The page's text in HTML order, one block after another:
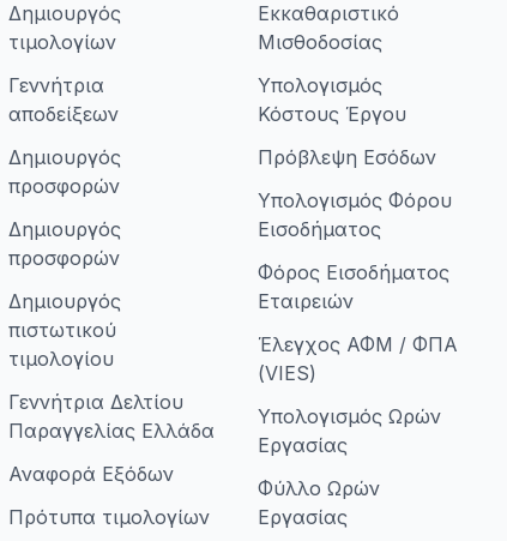
Δημιουργός
τιμολογίων
Γεννήτρια
αποδείξεων
Δημιουργός
προσφορών
Δημιουργός
προσφορών
Δημιουργός
πιστωτικού
τιμολογίου
Γεννήτρια Δελτίου
Παραγγελίας Ελλάδα
Αναφορά Εξόδων
Πρότυπα τιμολογίων
Εκκαθαριστικό
Μισθοδοσίας
Υπολογισμός
Κόστους Έργου
Πρόβλεψη Εσόδων
Υπολογισμός Φόρου
Εισοδήματος
Φόρος Εισοδήματος
Εταιρειών
Έλεγχος ΑΦΜ / ΦΠΑ
(VIES)
Υπολογισμός Ωρών
Εργασίας
Φύλλο Ωρών
Εργασίας